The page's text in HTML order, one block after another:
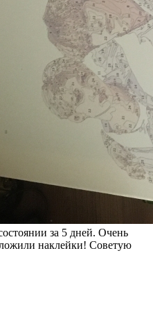
за 5 дней. Очень
наклейки! Советую